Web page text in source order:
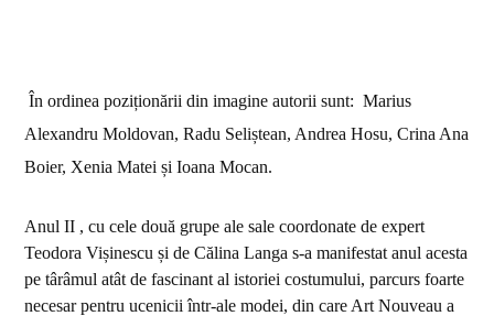
În ordinea poziționării din imagine autorii sunt: Marius
Alexandru Moldovan, Radu Seliștean, Andrea Hosu, Crina Ana
Boier, Xenia Matei și Ioana Mocan.
Anul II , cu cele două grupe ale sale coordonate de expert
Teodora Vișinescu și de Călina Langa s-a manifestat anul acesta
pe târâmul atât de fascinant al istoriei costumului, parcurs foarte
necesar pentru ucenicii într-ale modei, din care Art Nouveau a